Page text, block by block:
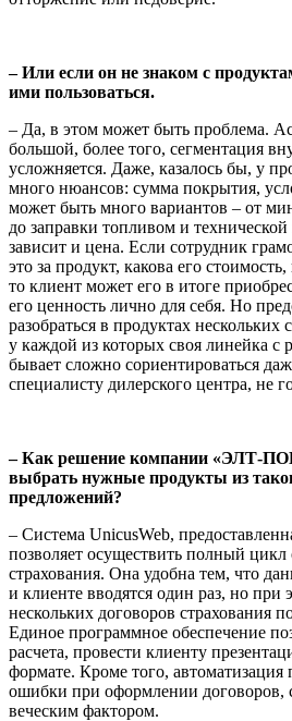
– Или если он не знаком с
ими пользоваться.
– Да, в этом может быть проблема.
большой, более того, сегментация
усложняется. Даже, казалось бы, у
много нюансов: сумма покрытия,
может быть много вариантов – от
до заправки топли­вом и
зависит и цена. Если сотрудник
это за продукт, како­ва его
то клиент может его в итоге
его ценность лично для себя. Но
разобраться в продуктах
у каждой из кото­рых своя линейка с
бывает сложно сориентироваться
специалисту дилерского центра, не
– Как решение компании «ЭЛТ-
выбрать нужные продукты из
предложений?
– Система UnicusWeb,
позволяет осуществить полный
стра­хования. Она удобна тем, что
и клиенте вводятся один раз, но при
нескольких договоров страхования
Единое программное обеспечение
расчета, про­вести клиенту
формате. Кроме того, автомати­зация
ошибки при оформлении договоров,
веческим фактором.